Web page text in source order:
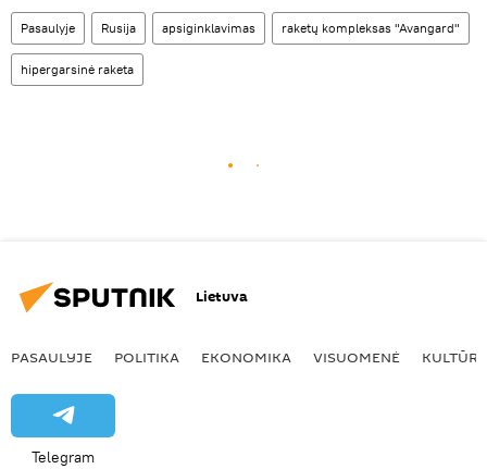
Pasaulyje Rusija apsiginklavimas raketų kompleksas "Avangard"
hipergarsinė raketa
Lietuva
PASAULYJE POLITIKA EKONOMIKA VISUOMENĖ KULTŪRA
Telegram